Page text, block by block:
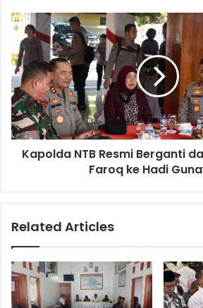
Kapolda NTB Resmi Berganti
Faroq ke Hadi
Related Articles